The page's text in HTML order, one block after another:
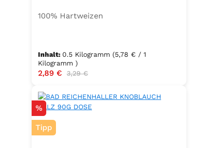
Kaliumjodat.
100% Hartweizen
Inhalt: 0.5 Kilogramm (5,78 € / 1
Kilogramm )
Verkaufspreis:
2,89 € Regulärer Preis:
3,29 €
Rabatt
%
Tipp